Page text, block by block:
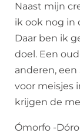
Naast mijn
ik ook nog in
Daar ben ik
doel. Een
anderen,
voor meisjes
krijgen de
Ómorfo -